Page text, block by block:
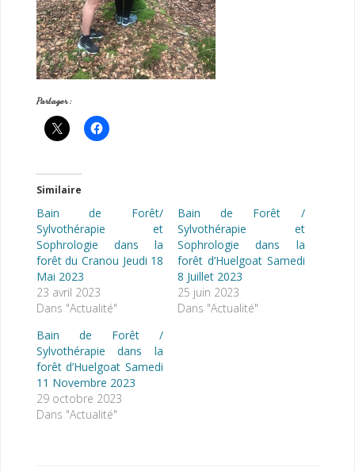
Partager :
Similaire
Bain de Forêt/
Sylvothérapie et
Sophrologie dans la
forêt du Cranou Jeudi 18
Mai 2023
23 avril 2023
Dans "Actualité"
Bain de Forêt /
Sylvothérapie et
Sophrologie dans la
forêt d’Huelgoat Samedi
8 Juillet 2023
25 juin 2023
Dans "Actualité"
Bain de Forêt /
Sylvothérapie dans la
forêt d’Huelgoat Samedi
11 Novembre 2023
29 octobre 2023
Dans "Actualité"